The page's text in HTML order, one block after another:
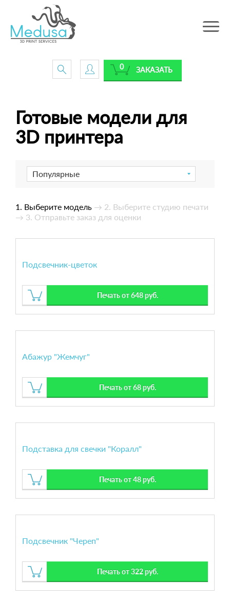
Toggle
ЗАКАЗАТЬ
0
Готовые модели для
3D принтера
Популярные
1. Выберите модель → 2. Выберите студию печати
→ 3. Отправьте заказ для оценки
Подсвечник-цветок
Печать от 648 руб.
Абажур "Жемчуг"
Печать от 68 руб.
Подставка для свечки "Коралл"
Печать от 48 руб.
Подсвечник "Череп"
Печать от 322 руб.